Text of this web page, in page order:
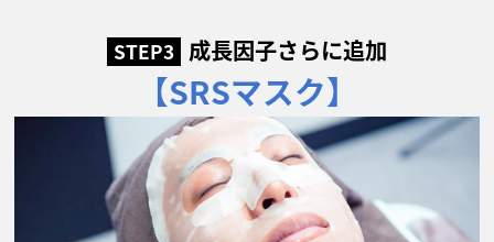
STEP3 成長因子さらに追加
【SRSマスク】